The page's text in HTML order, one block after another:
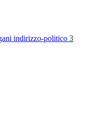
indirizzo-politico 3